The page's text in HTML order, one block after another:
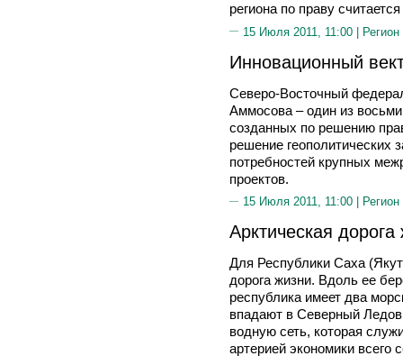
региона по праву
15 Июля 2011, 11:00 | Регион
Инновационный
Северо-Восточный
Аммосова – один из
созданных по решению
решение геополитических
потребностей крупных
проектов.
15 Июля 2011, 11:00 |
Арктическая дорога
Для Республики Саха
дорога жизни. Вдоль ее
республика имеет два
впадают в Северный
водную сеть, которая
артерией экономики всего